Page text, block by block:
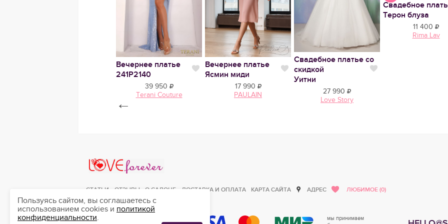
0
ЛЮБИМЫЕ
Нравится
Вечернее платье
241Р2140
Нравится
39 950
Terani Couture
Вечернее платье
Ясмин миди
Нравится
17 990
PAULAIN
Свадебное платье со
скидкой
Уитни
27 990
Love Story
Свадебное
Терон блуза
11 400
Rima Lav
←
СТАТЬИ ОТЗЫВЫ О САЛОНЕ ДОСТАВКА И ОПЛАТА КАРТА САЙТА АДРЕС ЛЮБИМОЕ (0)
мы принимаем
Пользуясь сайтом, вы соглашаетесь с
использованием cookies и политикой
конфиденциальности.